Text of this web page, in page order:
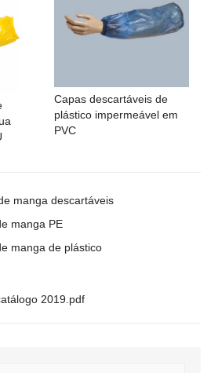
Capas descartáveis ​​de
plástico impermeável em
PVC
manga descartáveis
manga PE
manga de plástico
2019.pdf